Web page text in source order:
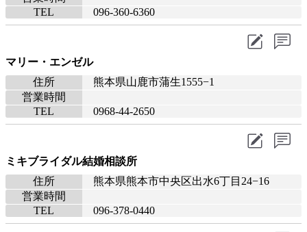
TEL
096-360-6360
マリー・エンゼル
住所
熊本県山鹿市蒲生1555−1
営業時間
TEL
0968-44-2650
ミキブライダル結婚相談所
住所
熊本県熊本市中央区出水6丁目24−16
営業時間
TEL
096-378-0440